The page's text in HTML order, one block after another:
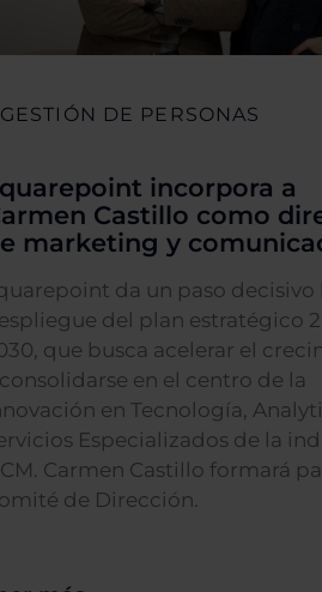
GESTIÓN DE PERSONAS
incorpora a
Castillo como
marketing y
da un paso decisivo
del plan estratégico
que busca acelerar el
en el centro de la
en Tecnología,
Especializados de la
Carmen Castillo formará
de Dirección.